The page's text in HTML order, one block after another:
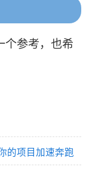
个参考，也希
的项目加速奔跑